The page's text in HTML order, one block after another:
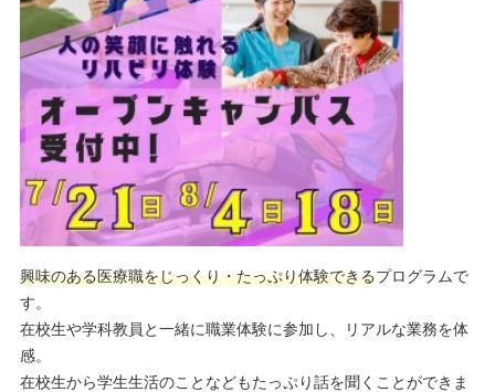
興味のある医療職をじっくり・たっぷり体験できるプログラムで
す。
在校生や学科教員と一緒に職業体験に参加し、リアルな業務を体
感。
在校生から学生生活のことなどもたっぷり話を聞くことができま